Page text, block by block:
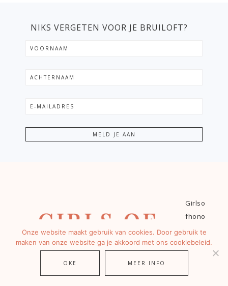
NIKS VERGETEN VOOR JE BRUILOFT?
Girlso
fhono
ur.nl is
de
Onze website maakt gebruik van cookies. Door gebruik te
maken van onze website ga je akkoord met ons cookiebeleid.
OKE MEER INFO